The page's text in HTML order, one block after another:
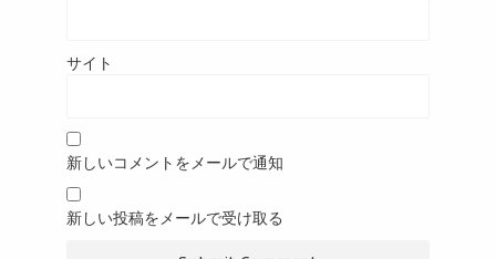
サイト
新しいコメントをメールで通知
新しい投稿をメールで受け取る